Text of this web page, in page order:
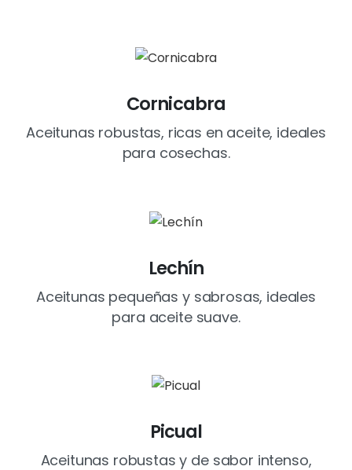
Cornicabra
Aceitunas robustas, ricas en aceite, ideales
para cosechas.
Lechín
Aceitunas pequeñas y sabrosas, ideales
para aceite suave.
Picual
Aceitunas robustas y de sabor intenso,